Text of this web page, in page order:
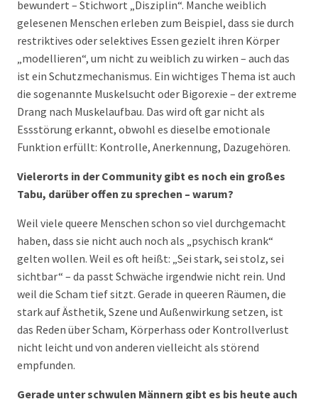
bewundert – Stichwort „Disziplin“. Manche weiblich
gelesenen Menschen erleben zum Beispiel, dass sie durch
restriktives oder selektives Essen gezielt ihren Körper
„modellieren“, um nicht zu weiblich zu wirken – auch das
ist ein Schutzmechanismus. Ein wichtiges Thema ist auch
die sogenannte Muskelsucht oder Bigorexie – der extreme
Drang nach Muskelaufbau. Das wird oft gar nicht als
Essstörung erkannt, obwohl es dieselbe emotionale
Funktion erfüllt: Kontrolle, Anerkennung, Dazugehören.
Vielerorts in der Community gibt es noch ein großes
Tabu, darüber offen zu sprechen – warum?
Weil viele queere Menschen schon so viel durchgemacht
haben, dass sie nicht auch noch als „psychisch krank“
gelten wollen. Weil es oft heißt: „Sei stark, sei stolz, sei
sichtbar“ – da passt Schwäche irgendwie nicht rein. Und
weil die Scham tief sitzt. Gerade in queeren Räumen, die
stark auf Ästhetik, Szene und Außenwirkung setzen, ist
das Reden über Scham, Körperhass oder Kontrollverlust
nicht leicht und von anderen vielleicht als störend
empfunden.
Gerade unter schwulen Männern gibt es bis heute auch